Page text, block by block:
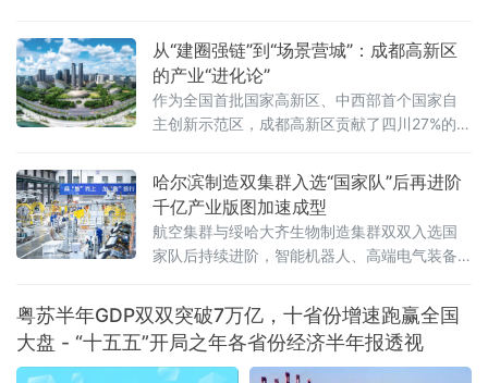
烟火气里，有一个值得留意的细节——街面上
不少店门口都贴出了“诚招加盟”的告示，有的还
标注着“全供应链配送”“总部统一培训”等字样。
就在几年前，这些小店大多
从“建圈强链”到“场景营城”：成都高新区
的产业“进化论”
作为全国首批国家高新区、中西部首个国家自
主创新示范区，成都高新区贡献了四川27%的专
以及超过50%的科创板上市公司
哈尔滨制造双集群入选“国家队”后再进阶
千亿产业版图加速成型
航空集群与绥哈大齐生物制造集群双双入选国
家队后持续进阶，智能机器人、高端电气装备
焕新”的产业版图正在冰城大地渐次铺展。双集
群入选“国家队”，产业根基持续夯实2
粤苏半年GDP双双突破7万亿，十省份增速跑赢全国
大盘 - “十五五”开局之年各省份经济半年报透视